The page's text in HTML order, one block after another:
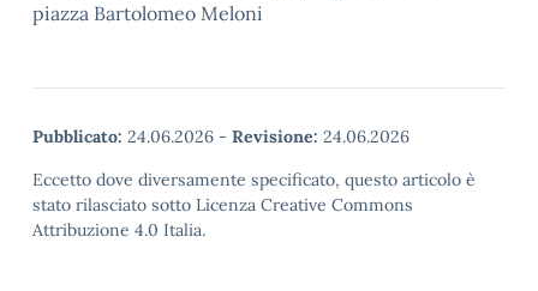
piazza Bartolomeo Meloni
Pubblicato: 24.06.2026 - Revisione: 24.06.2026
Eccetto dove diversamente specificato, questo articolo è
stato rilasciato sotto Licenza Creative Commons
Attribuzione 4.0 Italia.